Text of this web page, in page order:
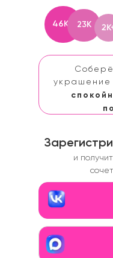
и
46К 23К